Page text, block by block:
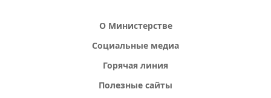
О Министерстве
Социальные медиа
Горячая линия
Полезные сайты